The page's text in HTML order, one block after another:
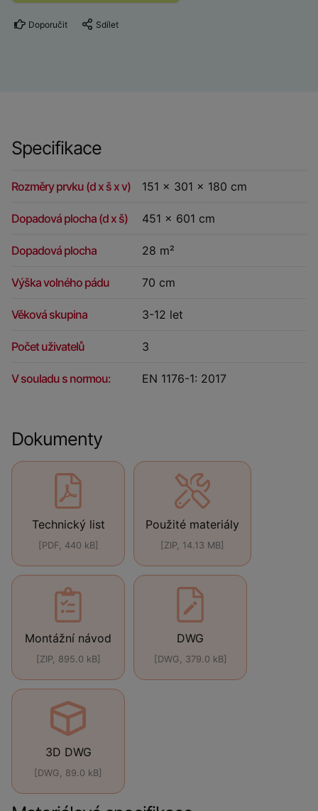
Doporučit Sdílet
Specifikace
Rozměry prvku (d x š x v) 151 x 301 x 180 cm
Dopadová plocha (d x š) 451 x 601 cm
Dopadová plocha 28 m²
Výška volného pádu 70 cm
Věková skupina 3-12 let
Počet uživatelů 3
V souladu s normou: EN 1176-1: 2017
Dokumenty
Technický list
[PDF, 440 kB]
Použité materiály
[ZIP, 14.13 MB]
Montážní návod
[ZIP, 895.0 kB]
DWG
[DWG, 379.0 kB]
3D DWG
[DWG, 89.0 kB]